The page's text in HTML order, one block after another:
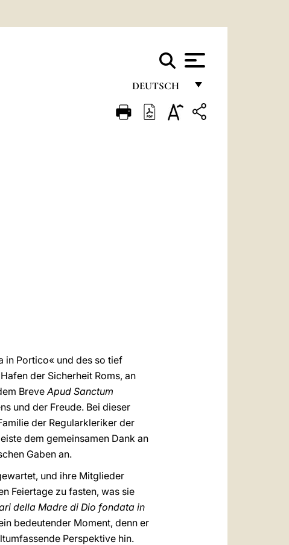
DEUTSCH
FRANÇAIS
in Portico« und des so tief
der Sicherheit Roms, an
BreveApud Sanctum
und der Freude. Bei dieser
der Regularkleriker der
dem gemeinsamen Dank an
Gaben an.
und ihre Mitglieder
Feiertage zu fasten, was sie
della Madre di Dio fondata in
bedeutender Moment, denn er
Perspektive hin.